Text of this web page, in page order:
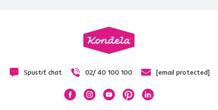
Spustiť chat 02/ 40 100 100 [email protected]